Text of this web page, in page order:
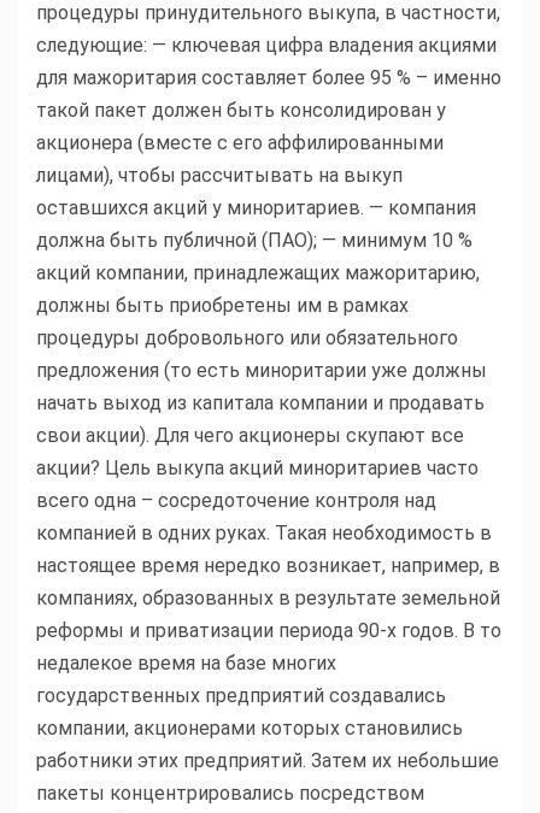
процедуры принудительного выкупа, в частности,
следующие: — ключевая цифра владения акциями
для мажоритария составляет более 95 % – именно
такой пакет должен быть консолидирован у
акционера (вместе с его аффилированными
лицами), чтобы рассчитывать на выкуп
оставшихся акций у миноритариев. — компания
должна быть публичной (ПАО); — минимум 10 %
акций компании, принадлежащих мажоритарию,
должны быть приобретены им в рамках
процедуры добровольного или обязательного
предложения (то есть миноритарии уже должны
начать выход из капитала компании и продавать
свои акции). Для чего акционеры скупают все
акции? Цель выкупа акций миноритариев часто
всего одна – сосредоточение контроля над
компанией в одних руках. Такая необходимость в
настоящее время нередко возникает, например, в
компаниях, образованных в результате земельной
реформы и приватизации периода 90-х годов. В то
недалекое время на базе многих
государственных предприятий создавались
компании, акционерами которых становились
работники этих предприятий. Затем их небольшие
пакеты концентрировались посредством